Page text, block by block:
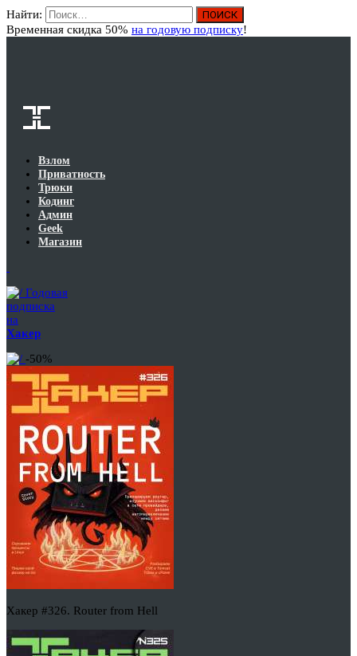
Найти:
Временная скидка 50% на годовую подписку!
Взлом
Приватность
Трюки
Кодинг
Админ
Geek
Магазин
Годовая
подписка
на
Хакер
-50%
Хакер #326. Router from Hell